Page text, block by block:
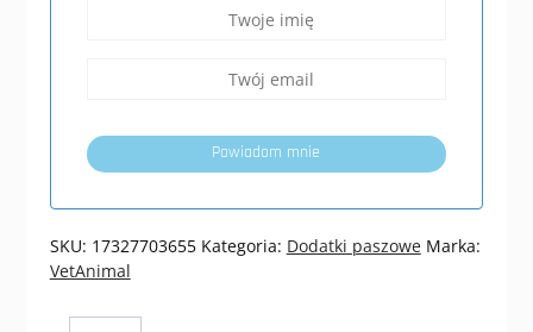
Powiadom mnie
SKU: 17327703655 Kategoria: Dodatki paszowe Marka:
VetAnimal